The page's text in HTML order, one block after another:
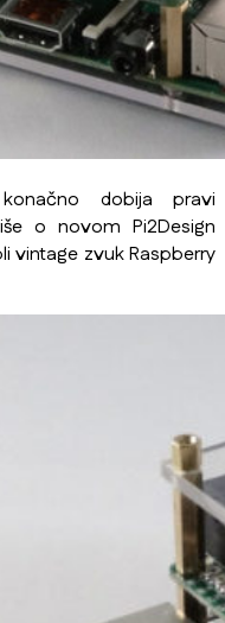
dobija pravi
o novom Pi2Design
vintage zvuk Raspberry